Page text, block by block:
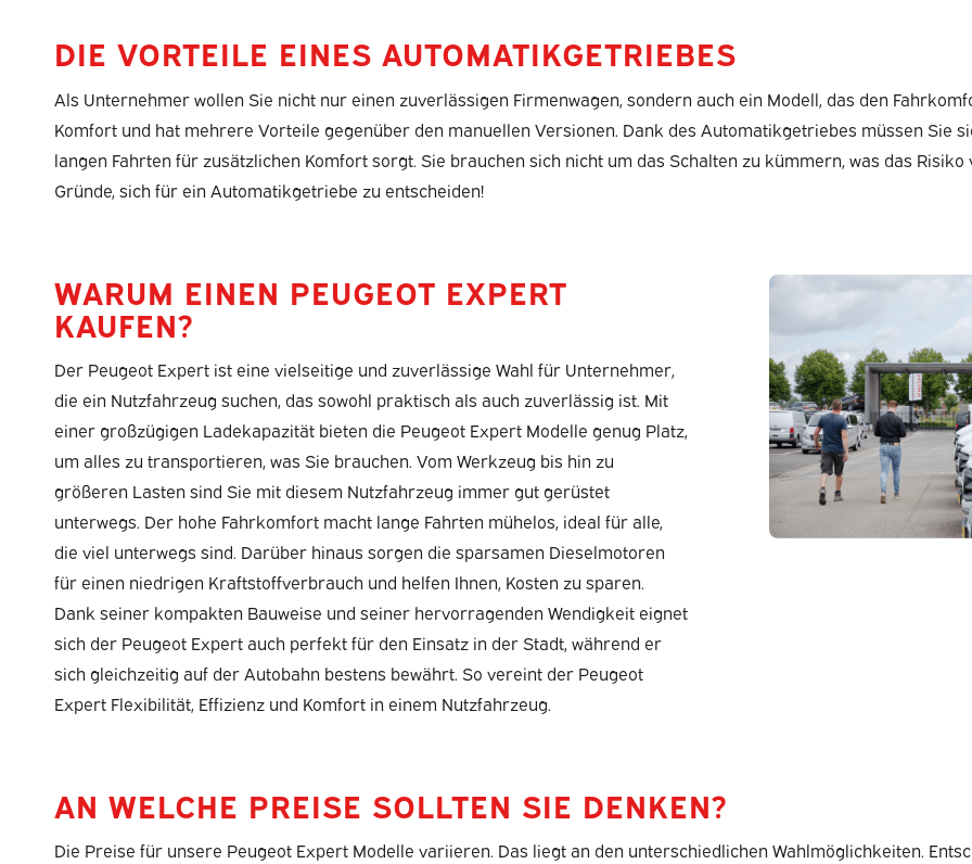
DIE VORTEILE EINES AUTOMATIKGETRIEBES
Als Unternehmer wollen Sie nicht nur einen zuverlässigen Firmenwagen, sondern auch ein Modell, das den
Komfort und hat mehrere Vorteile gegenüber den manuellen Versionen. Dank des Automatikgetriebes müssen Sie
langen Fahrten für zusätzlichen Komfort sorgt. Sie brauchen sich nicht um das Schalten zu kümmern, was das
Gründe, sich für ein Automatikgetriebe zu entscheiden!
WARUM EINEN PEUGEOT EXPERT
KAUFEN?
Der Peugeot Expert ist eine vielseitige und zuverlässige Wahl für Unternehmer,
die ein Nutzfahrzeug suchen, das sowohl praktisch als auch zuverlässig ist. Mit
einer großzügigen Ladekapazität bieten die Peugeot Expert Modelle genug Platz,
um alles zu transportieren, was Sie brauchen. Vom Werkzeug bis hin zu
größeren Lasten sind Sie mit diesem Nutzfahrzeug immer gut gerüstet
unterwegs. Der hohe Fahrkomfort macht lange Fahrten mühelos, ideal für alle,
die viel unterwegs sind. Darüber hinaus sorgen die sparsamen Dieselmotoren
für einen niedrigen Kraftstoffverbrauch und helfen Ihnen, Kosten zu sparen.
Dank seiner kompakten Bauweise und seiner hervorragenden Wendigkeit eignet
sich der Peugeot Expert auch perfekt für den Einsatz in der Stadt, während er
sich gleichzeitig auf der Autobahn bestens bewährt. So vereint der Peugeot
Expert Flexibilität, Effizienz und Komfort in einem Nutzfahrzeug.
AN WELCHE PREISE SOLLTEN SIE DENKEN?
Die Preise für unsere Peugeot Expert Modelle variieren. Das liegt an den unterschiedlichen Wahlmöglichkeiten.